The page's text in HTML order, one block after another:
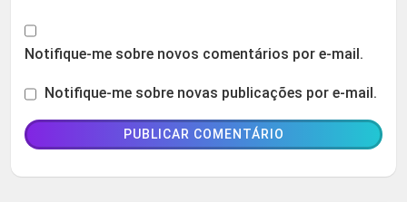
Notifique-me sobre novos comentários por e-mail.
Notifique-me sobre novas publicações por e-mail.